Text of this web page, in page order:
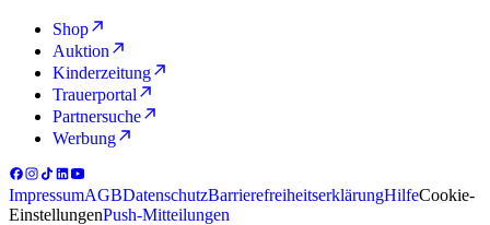
Shop
Auktion
Kinderzeitung
Trauerportal
Partnersuche
Werbung
ImpressumAGBDatenschutzBarrierefreiheitserklärungHilfeCookie-
EinstellungenPush-Mitteilungen